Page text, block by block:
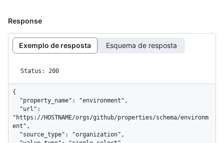
Response
Exemplo de resposta Esquema de resposta
Status: 200
{
"https://HOSTNAME/orgs/github/properties/schema/environm
ent",